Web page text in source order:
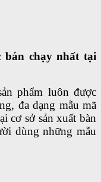
bán chạy nhất tại
phẩm luôn được
đa dạng mẫu mã
cơ sở sản xuất bàn
dùng những mẫu